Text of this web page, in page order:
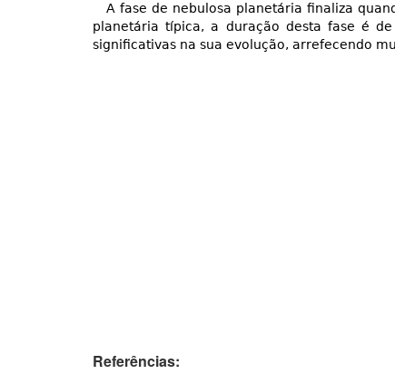
A fase de nebulosa planetária finaliza
planetária típica, a duração desta fase é
significativas na sua evolução, arrefecendo
Referências: